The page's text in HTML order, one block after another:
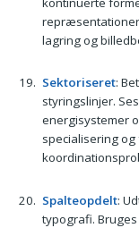
lagring og
Sektoriseret:
styringslinjer.
energisystemer
specialisering
Spalteopdelt:
typografi.